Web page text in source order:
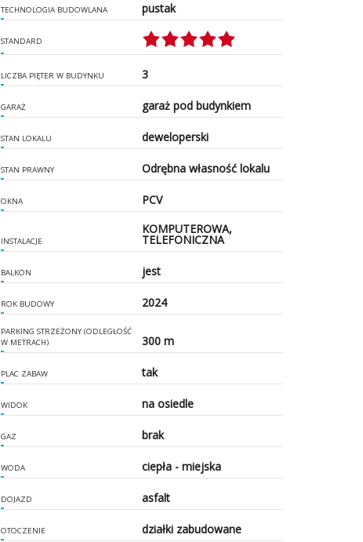
TECHNOLOGIA BUDOWLANA pustak
STANDARD
LICZBA PIĘTER W BUDYNKU 3
GARAŻ garaż pod budynkiem
STAN LOKALU deweloperski
STAN PRAWNY Odrębna własność lokalu
OKNA PCV
INSTALACJE
KOMPUTEROWA,
TELEFONICZNA
BALKON jest
ROK BUDOWY 2024
PARKING STRZEŻONY (ODLEGŁOŚĆ
W METRACH)
300 m
PLAC ZABAW tak
WIDOK na osiedle
GAZ brak
WODA ciepła - miejska
DOJAZD asfalt
OTOCZENIE działki zabudowane